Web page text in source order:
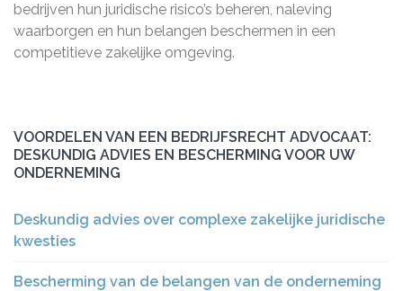
bedrijven hun juridische risico’s beheren, naleving
waarborgen en hun belangen beschermen in een
competitieve zakelijke omgeving.
VOORDELEN VAN EEN BEDRIJFSRECHT ADVOCAAT:
DESKUNDIG ADVIES EN BESCHERMING VOOR UW
ONDERNEMING
Deskundig advies over complexe zakelijke juridische
kwesties
Bescherming van de belangen van de onderneming